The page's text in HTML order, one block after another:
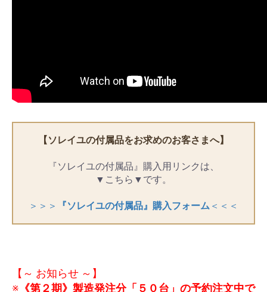
【ソレイユの付属品をお求めのお客さまへ】
『ソレイユの付属品』購入用リンクは、
▼こちら▼です。
＞＞＞ 『ソレイユの付属品』購入フォーム ＜＜＜
【～ お知らせ ～】
※ 《第２期》製造発注分「５０台」の予約注文中で